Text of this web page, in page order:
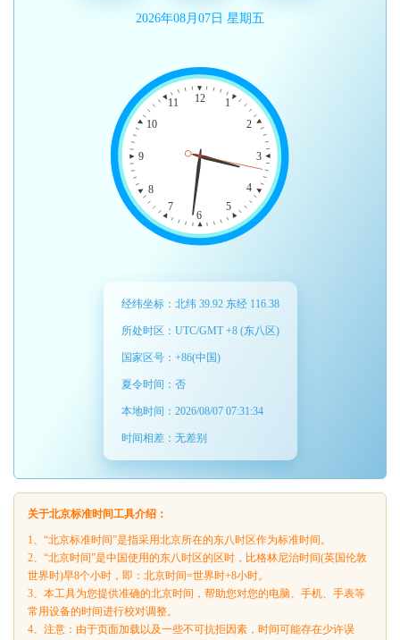
2026年08月07日 星期五
1
2
3
4
5
6
7
8
9
10
11 12
经纬坐标：北纬 39.92 东经 116.38
所处时区：UTC/GMT +8 (东八区)
国家区号：+86(中国)
夏令时间：否
本地时间： 2026/08/07 07:31:35
时间相差： 无差别
关于北京标准时间工具介绍：
1、“北京标准时间”是指采用北京所在的东八时区作为标准时间。
2、“北京时间”是中国使用的东八时区的区时，比格林尼治时间(英国伦敦
世界时)早8个小时，即：北京时间=世界时+8小时。
3、本工具为您提供准确的北京时间，帮助您对您的电脑、手机、手表等
常用设备的时间进行校对调整。
4、注意：由于页面加载以及一些不可抗拒因素，时间可能存在少许误